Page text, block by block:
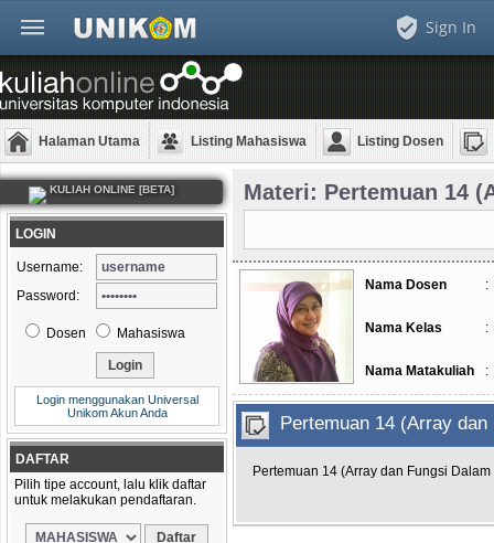
Sign In
Halaman Utama Listing Mahasiswa Listing Dosen
KULIAH ONLINE [BETA]
LOGIN
Username:
Password:
Dosen Mahasiswa
Login menggunakan Universal
Unikom Akun Anda
DAFTAR
Pilih tipe account, lalu klik daftar
untuk melakukan pendaftaran.
Materi: Pertemuan 14
Nama Dosen :
Nama Kelas :
Nama Matakuliah :
Pertemuan 14 (Array
Pertemuan 14 (Array dan Fungsi Dalam